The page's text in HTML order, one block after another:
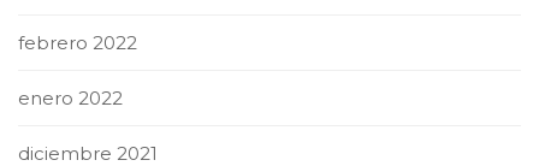
febrero 2022
enero 2022
diciembre 2021